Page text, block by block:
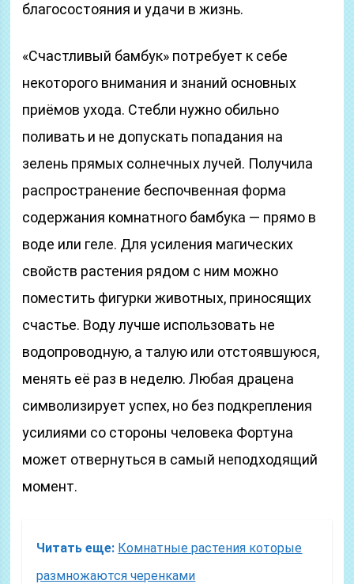
благосостояния и удачи в жизнь.
«Счастливый бамбук» потребует к себе
некоторого внимания и знаний основных
приёмов ухода. Стебли нужно обильно
поливать и не допускать попадания на
зелень прямых солнечных лучей. Получила
распространение беспочвенная форма
содержания комнатного бамбука — прямо в
воде или геле. Для усиления магических
свойств растения рядом с ним можно
поместить фигурки животных, приносящих
счастье. Воду лучше использовать не
водопроводную, а талую или отстоявшуюся,
менять её раз в неделю. Любая драцена
символизирует успех, но без подкрепления
усилиями со стороны человека Фортуна
может отвернуться в самый неподходящий
момент.
Читать еще: Комнатные растения которые
размножаются черенками